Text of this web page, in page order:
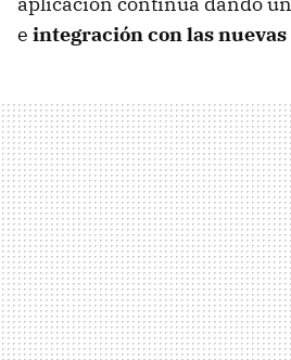
e integración con las